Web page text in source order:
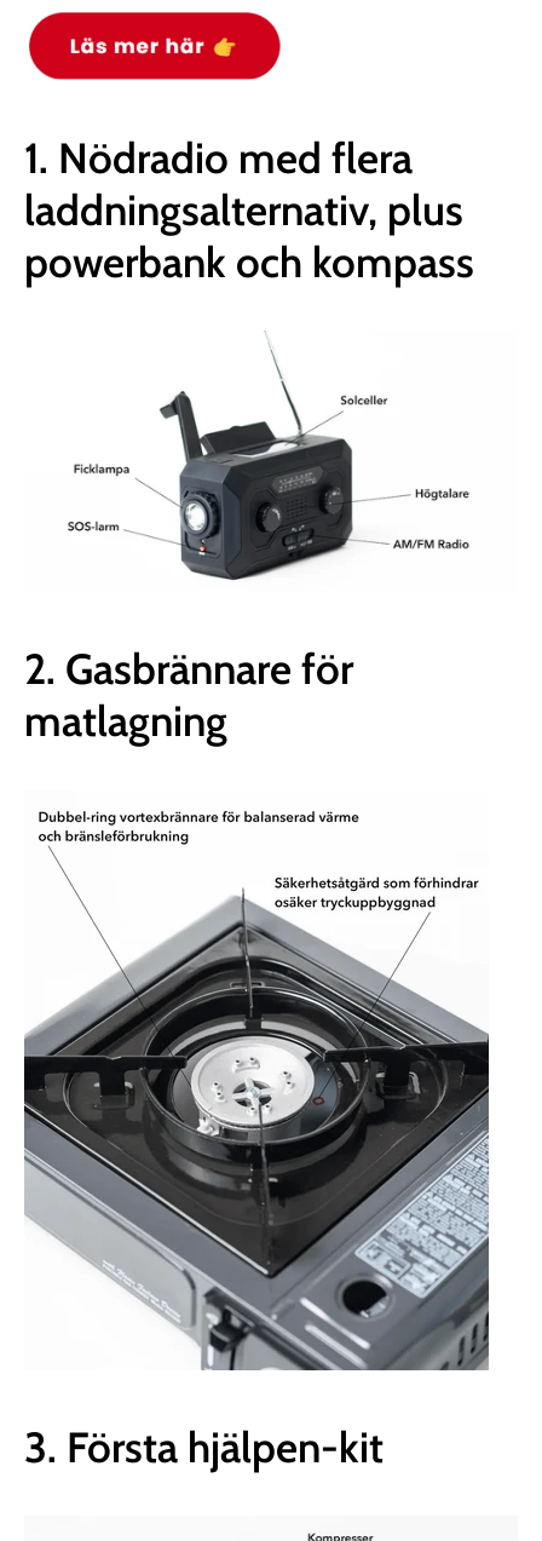
1. Nödradio med flera
laddningsalternativ, plus
powerbank och kompass
2. Gasbrännare för
matlagning
3. Första hjälpen-kit